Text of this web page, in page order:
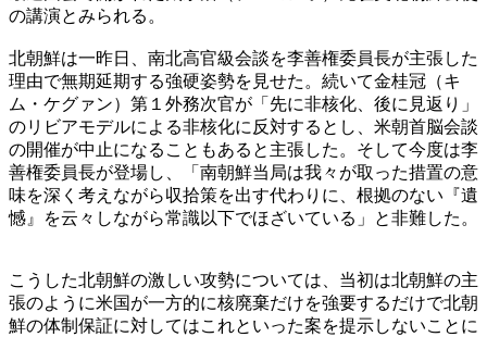
の講演とみられる。
北朝鮮は一昨日、南北高官級会談を李善権委員長が主張した
理由で無期延期する強硬姿勢を見せた。続いて金桂冠（キ
ム・ケグァン）第１外務次官が「先に非核化、後に見返り」
のリビアモデルによる非核化に反対するとし、米朝首脳会談
の開催が中止になることもあると主張した。そして今度は李
善権委員長が登場し、「南朝鮮当局は我々が取った措置の意
味を深く考えながら収拾策を出す代わりに、根拠のない『遺
憾』を云々しながら常識以下でほざいている」と非難した。
こうした北朝鮮の激しい攻勢については、当初は北朝鮮の主
張のように米国が一方的に核廃棄だけを強要するだけで北朝
鮮の体制保証に対してはこれといった案を提示しないことに